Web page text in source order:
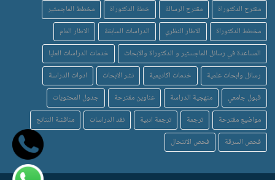
مقترح الدكتوراة
مقترح الرسالة خطة الدكتوراة
مخطط الماجستير
مخطط الدكتوراة
الاطار النظري الدراسات السابقة
الاطار العام
المساعدة في رسائل الماجستير و الدكتوراة والابحاث
خدمات الدراسات العليا
رسائل وابحاث علمية
خدمات اكاديمية نشر الابحاث
ادوات الدراسة
قبول جامعي
منهجية الدراسة عناوين مقترحة
جدول المحتويات
مواضيع مقترحة
ترجمة ترجمة ادبية نقد الدراسات
مناقشة النتائج
فحص السرقة
فحص الانتحال